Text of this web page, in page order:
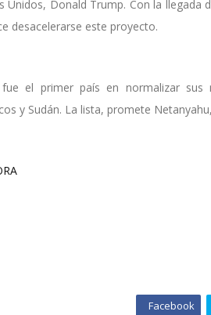
Unidos, Donald Trump. Con la llegada
desacelerarse este proyecto.
el primer país en normalizar sus
y Sudán. La lista, promete
Facebook